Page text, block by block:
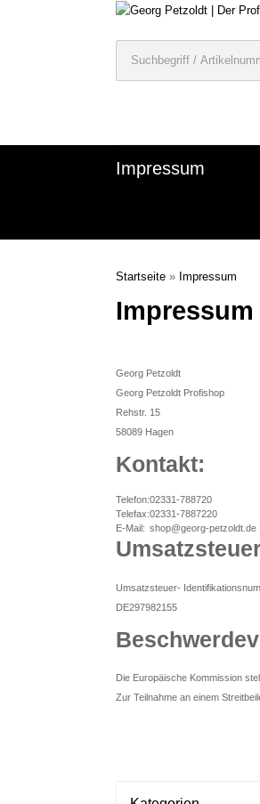
Impressum
Startseite » Impressum
Impressum
Georg Petzoldt
Georg Petzoldt Profishop
Rehstr. 15
58089 Hagen
Kontakt:
Telefon:02331-788720
Telefax:02331-7887220
E-Mail: shop@georg-petzoldt.de
Umsatzsteuer-
DE297982155
Die Europäische Kommission
Zur Teilnahme an einem